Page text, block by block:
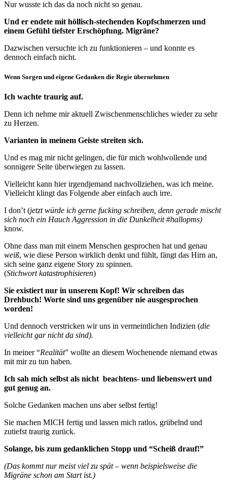
Nur wusste ich das da noch nicht so genau.
Und er endete mit höllisch-stechenden Kopfschmerzen und
einem Gefühl tiefster Erschöpfung. Migräne?
Dazwischen versuchte ich zu funktionieren – und konnte es
dennoch einfach nicht.
Wenn Sorgen und eigene Gedanken die Regie übernehmen
Ich wachte traurig auf.
Denn ich nehme mir aktuell Zwischenmenschliches wieder zu sehr
zu Herzen.
Varianten in meinem Geiste streiten sich.
Und es mag mir nicht gelingen, die für mich wohlwollende und
sonnigere Seite überwiegen zu lassen.
Vielleicht kann hier irgendjemand nachvollziehen, was ich meine.
Vielleicht klingt das Folgende aber einfach auch irre.
I don’t (jetzt würde ich gerne fucking schreiben, denn gerade mischt
sich noch ein Hauch Aggression in die Dunkelheit #hallopms)
know.
Ohne dass man mit einem Menschen gesprochen hat und genau
weiß, wie diese Person wirklich denkt und fühlt, fängt das Hirn an,
sich seine ganz eigene Story zu spinnen.
(Stichwort katastrophisieren)
Sie existiert nur in unserem Kopf! Wir schreiben das
Drehbuch! Worte sind uns gegenüber nie ausgesprochen
worden!
Und dennoch verstricken wir uns in vermeintlichen Indizien (die
vielleicht gar nicht da sind).
In meiner “Realität” wollte an diesem Wochenende niemand etwas
mit mir zu tun haben.
Ich sah mich selbst als nicht beachtens- und liebenswert und
gut genug an.
Solche Gedanken machen uns aber selbst fertig!
Sie machen MICH fertig und lassen mich ratlos, grübelnd und
zutiefst traurig zurück.
Solange, bis zum gedanklichen Stopp und “Scheiß drauf!”
(Das kommt nur meist viel zu spät – wenn beispielsweise die
Migräne schon am Start ist.)